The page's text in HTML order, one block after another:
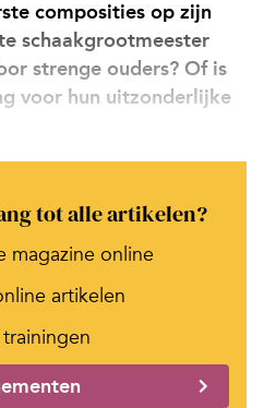
composities op zijn
schaakgrootmeester
strenge ouders? Of is
voor hun uitzonderlijke
tot alle artikelen?
magazine online
artikelen